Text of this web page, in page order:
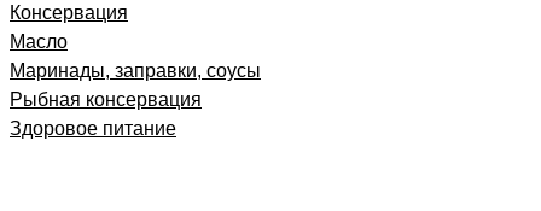
Консервация
Масло
Маринады, заправки, соусы
Рыбная консервация
Здоровое питание